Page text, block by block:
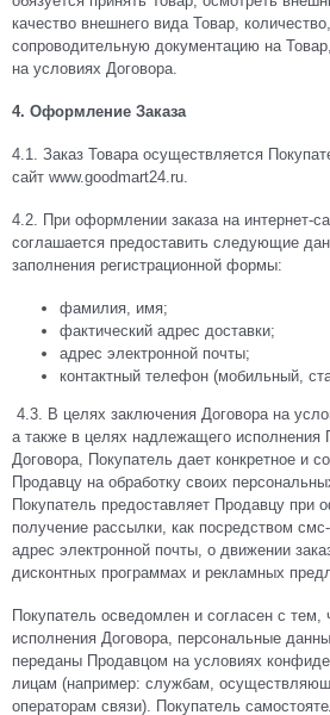
качество внешнего вида Товар,
сопроводительную документацию на
на условиях Договора.
4. Оформление Заказа
4.1. Заказ Товара осуществляется
сайт www.goodmart24.ru.
4.2. При оформлении заказа на интернет-
соглашается предоставить следующие
заполнения регистрационной формы:
фамилия, имя;
фактический адрес доставки;
адрес электронной почты;
контактный телефон (мобильный,
4.3. В целях заключения Договора на
а также в целях надлежащего исполнения
Договора, Покупатель дает конкретное и
Продавцу на обработку своих
Покупатель предоставляет Продавцу при
получение рассылки, как посредством
адрес электронной почты, о движении
дисконтных программах и рекламных
Покупатель осведомлен и согласен с тем,
исполнения Договора, персональные
переданы Продавцом на условиях
лицам (например: службам,
операторам связи). Покупатель